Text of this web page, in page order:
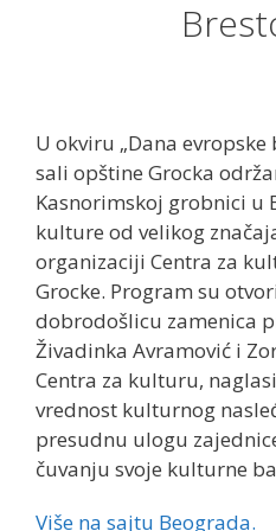
U okviru „Dana
sali opštine Grocka
Kasnorimskoj grobnici u
kulture od velikog
organizaciji Centra za
Grocke. Program su
dobrodošlicu zamenica
Živadinka Avramović i
Centra za kulturu,
vrednost kulturnog
presudnu ulogu
čuvanju svoje kulturne
Više na sajtu Beograda.